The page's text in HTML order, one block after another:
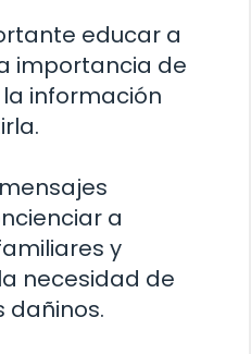
educar a
importancia de
información
a
y
necesidad de
dañinos.